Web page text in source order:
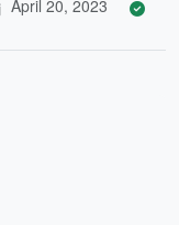
April 20, 2023